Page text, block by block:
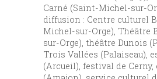
Carné (Saint-Michel-sur-
diffusion : Centre culturel
Michel-sur-Orge), Théâtre
sur-Orge), théâtre Dunois
Trois Vallées (Palaiseau),
(Arcueil), festival de Cerny,